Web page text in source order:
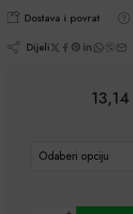
Korisnička
ocjena:
5.00
ukupno 5 (
Dostava i povrat
Dijeli
13,14